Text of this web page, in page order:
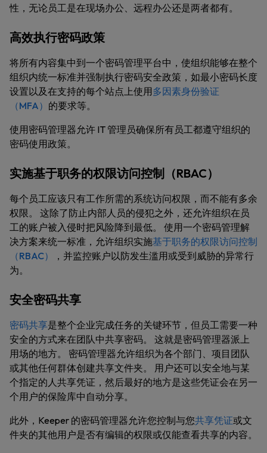
性，无论员工是在现场办公、远程办公还是两者都有。
高效执行密码政策
将所有内容集中到一个密码管理平台中，使组织能够在整个
组织内统一标准并强制执行密码安全政策，如最小密码长度
设置以及在支持的每个站点上使用多因素身份验证
（MFA） 的要求等。
使用密码管理器允许 IT 管理员确保所有员工都遵守组织的
密码使用政策。
实施基于职务的权限访问控制（RBAC）
每个员工应该只有工作所需的系统访问权限，而不能有多余
权限。 这除了防止内部人员的侵犯之外，还允许组织在员
工的账户被入侵时把风险降到最低。 使用一个密码管理解
决方案来统一标准，允许组织实施基于职务的权限访问控制
（RBAC）
，并监控账户以防发生滥用或受到威胁的异常行
为。
安全密码共享
密码共享是整个企业完成任务的关键环节，但员工需要一种
安全的方式来在团队中共享密码。 这就是密码管理器派上
用场的地方。 密码管理器允许组织为各个部门、项目团队
或其他任何群体创建共享文件夹。 用户还可以安全地与某
个指定的人共享凭证，然后最好的地方是这些凭证会在另一
个用户的保险库中自动分享。
此外，Keeper 的密码管理器允许您控制与您共享凭证或文
件夹的其他用户是否有编辑的权限或仅能查看共享的内容。